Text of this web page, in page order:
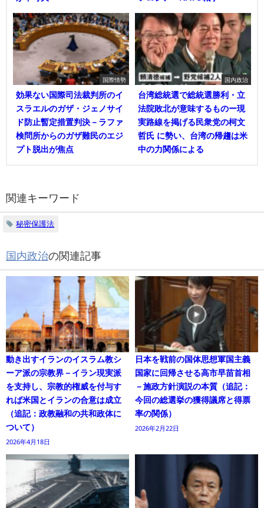
国際情勢
効果ない国際司法裁判所のイ
スラエルのガザ・ジェノサイ
ド防止暫定措置判決－ラファ
検問所からのガザ難民のエジ
プト脱出が焦点
国内政治
台湾総統選で総統選勝利・立
法院敗北が意味するものー現
実路線を掲げる民衆党の柯文
哲氏 に勢い、台湾の帰趨は米
中の力関係による
関連キーワード
秘密保護法
国内政治の関連記事
動き出すイランのイスラム教シ
ーア派の宗教界－イラン現実派
を支持し、宗教的権威を付与す
れば米国とイランの合意は成立
（追記：政教融和の共和政体に
ついて）
2026年4月18日
日本を戦前の国体思想軍国主義
国家に回帰させる高市早苗首相
－施政方針演説の本質（追記：
今回の総選挙の獲得議席と得票
率の関係）
2026年2月22日